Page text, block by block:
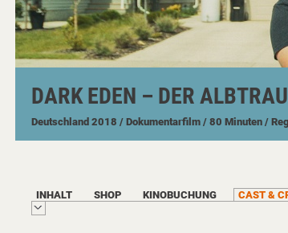
DARK EDEN – DER
Deutschland 2018 / Dokumentarfilm / 80 Minuten /
INHALT SHOP KINOBUCHUNG CAST &